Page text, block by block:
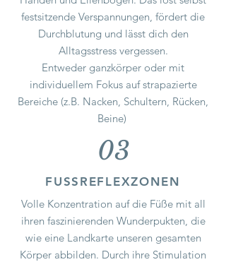
festsitzende Verspannungen, fördert die
Durchblutung und lässt dich den
Alltagsstress vergessen.
Entweder ganzkörper oder mit
individuellem Fokus auf strapazierte
Bereiche (z.B. Nacken, Schultern, Rücken,
Beine)
03
FUSSREFLEXZONEN
Volle Konzentration auf die Füße mit all
ihren faszinierenden Wunderpukten, die
wie eine Landkarte unseren gesamten
Körper abbilden. Durch ihre Stimulation